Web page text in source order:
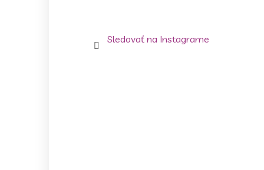
Sledovať na Instagrame